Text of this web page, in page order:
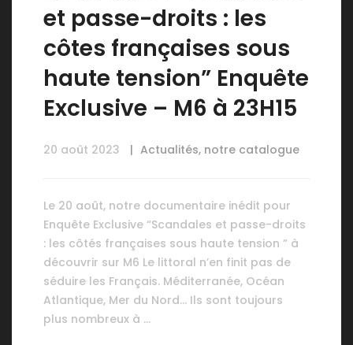
et passe-droits : les
côtes françaises sous
haute tension” Enquête
Exclusive – M6 à 23H15
20 août 2023 Actualités, notre catalogue
Le 20 août, notre documentaire inédit pour
Enquête Exclusive “Scandales et passe-droits
: les côtés françaises sous haute tension ” à
découvrir sur M6 Le littoral n’en finit pas de
séduire les Français. Méditerranée, Océan
Atlantique, Mer du Nord… Ils sont toujours
plus nombreux à …